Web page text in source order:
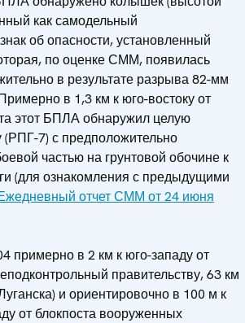
как самодельный
об опасности, установленный
по оценке СММ, появилась
в результате разрыва 82-мм
в 1,3 км к юго-востоку от
этот БПЛА обнаружил целую
(РПГ-7) с предположительно
частью на грунтовой обочине к
(для ознакомления с предыдущими
отчет СММ от 24 июня
примерно в 2 км к юго-западу от
правительству, 63 км
и ориентировочно в 100 м к
от блокпоста вооруженных